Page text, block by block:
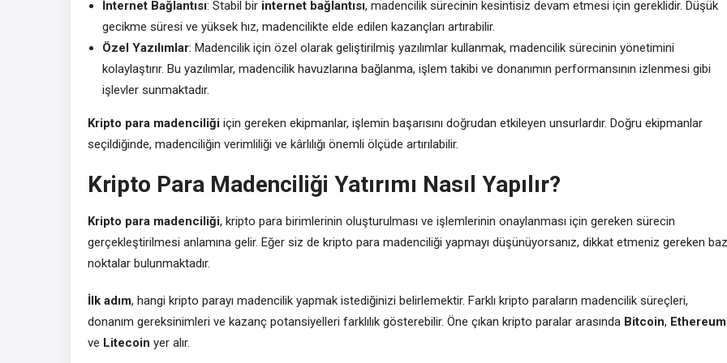
İnternet Bağlantısı: Stabil bir internet bağlantısı, madencilik sürecinin kesintisiz devam etmesi için gereklidir. Düşük
gecikme süresi ve yüksek hız, madencilikte elde edilen kazançları artırabilir.
Özel Yazılımlar: Madencilik için özel olarak geliştirilmiş yazılımlar kullanmak, madencilik sürecinin yönetimini
kolaylaştırır. Bu yazılımlar, madencilik havuzlarına bağlanma, işlem takibi ve donanımın performansının izlenmesi gibi
işlevler sunmaktadır.
Kripto para madenciliği için gereken ekipmanlar, işlemin başarısını doğrudan etkileyen unsurlardır. Doğru ekipmanlar
seçildiğinde, madenciliğin verimliliği ve kârlılığı önemli ölçüde artırılabilir.
Kripto Para Madenciliği Yatırımı Nasıl Yapılır?
Kripto para madenciliği, kripto para birimlerinin oluşturulması ve işlemlerinin onaylanması için gereken sürecin
gerçekleştirilmesi anlamına gelir. Eğer siz de kripto para madenciliği yapmayı düşünüyorsanız, dikkat etmeniz gereken
noktalar bulunmaktadır.
İlk adım, hangi kripto parayı madencilik yapmak istediğinizi belirlemektir. Farklı kripto paraların madencilik süreçleri,
donanım gereksinimleri ve kazanç potansiyelleri farklılık gösterebilir. Öne çıkan kripto paralar arasında Bitcoin, Ethereum
ve Litecoin yer alır.